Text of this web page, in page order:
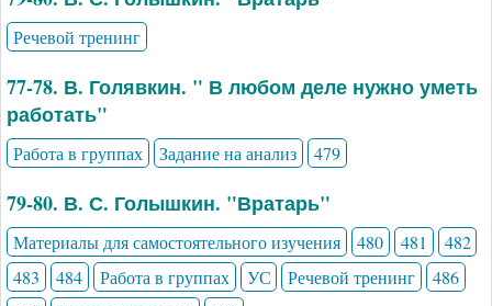
Речевой тренинг
77-78. В. Голявкин. " В любом деле нужно уметь
работать"
Работа в группах Задание на анализ 479
79-80. В. С. Голышкин. "Вратарь"
Материалы для самостоятельного изучения 480 481
482
483
484 Работа в группах УС Речевой тренинг
486